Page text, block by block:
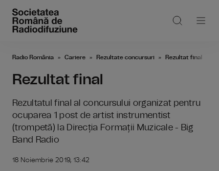
Radio România Cariere Rezultate concursuri Rezultat final
Rezultat final
Rezultatul final al concursului organizat pentru
ocuparea 1 post de artist instrumentist
(trompetă) la Direcția Formații Muzicale - Big
Band Radio
18 Noiembrie 2019, 13:42